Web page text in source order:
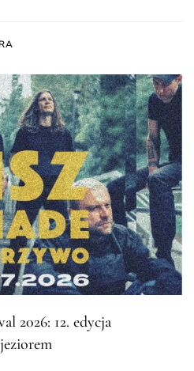
2026: 12. edycja